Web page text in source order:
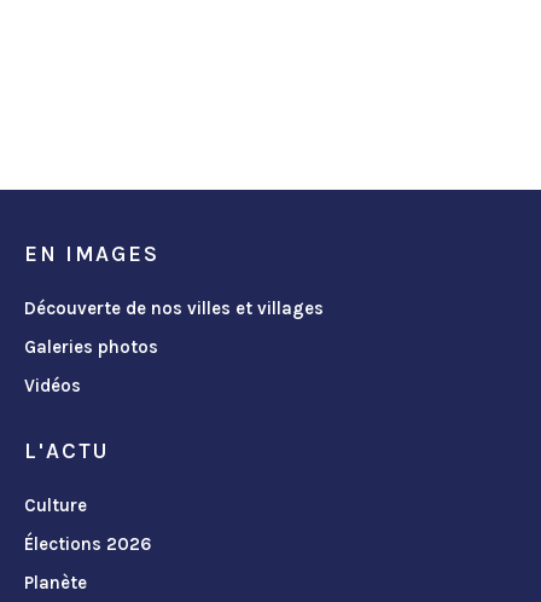
EN IMAGES
Découverte de nos villes et villages
Galeries photos
Vidéos
L'ACTU
Culture
Élections 2026
Planète